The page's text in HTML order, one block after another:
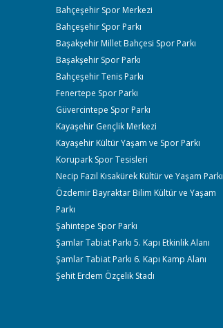
Bahçeşehir Spor Merkezi
Bahçeşehir Spor Parkı
Başakşehir Millet Bahçesi Spor Parkı
Başakşehir Spor Parkı
Bahçeşehir Tenis Parkı
Fenertepe Spor Parkı
Güvercintepe Spor Parkı
Kayaşehir Gençlik Merkezi
Kayaşehir Kültür Yaşam ve Spor Parkı
Korupark Spor Tesisleri
Necip Fazıl Kısakürek Kültür ve Yaşam Parkı
Özdemir Bayraktar Bilim Kültür ve Yaşam
Parkı
Şahintepe Spor Parkı
Şamlar Tabiat Parkı 5. Kapı Etkinlik Alanı
Şamlar Tabiat Parkı 6. Kapı Kamp Alanı
Şehit Erdem Özçelik Stadı